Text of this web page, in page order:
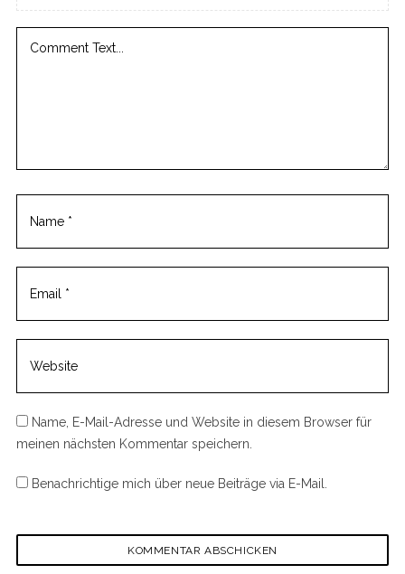
Name, E-Mail-Adresse und Website in diesem Browser für
meinen nächsten Kommentar speichern.
Benachrichtige mich über neue Beiträge via E-Mail.
e
a
r